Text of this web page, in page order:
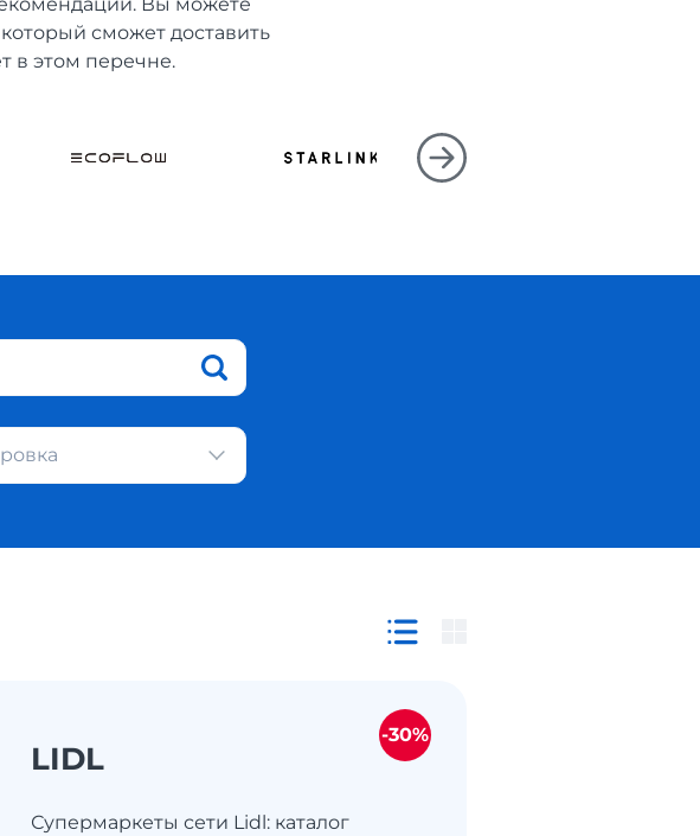
сможет доставить
в этом перечне.
LIDL
Супермаркеты сети Lidl: каталог
-30%